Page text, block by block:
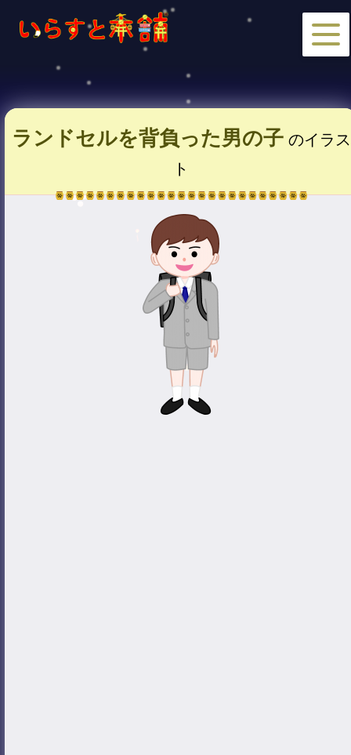
ランドセルを背負った男の子のイラス
ト